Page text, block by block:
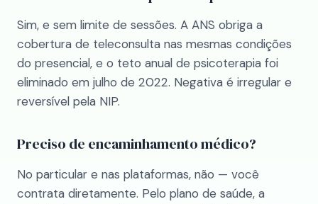
Sim, e sem limite de sessões. A ANS obriga a
cobertura de teleconsulta nas mesmas condições
do presencial, e o teto anual de psicoterapia foi
eliminado em julho de 2022. Negativa é irregular e
reversível pela NIP.
Preciso de encaminhamento médico?
No particular e nas plataformas, não — você
contrata diretamente. Pelo plano de saúde, a